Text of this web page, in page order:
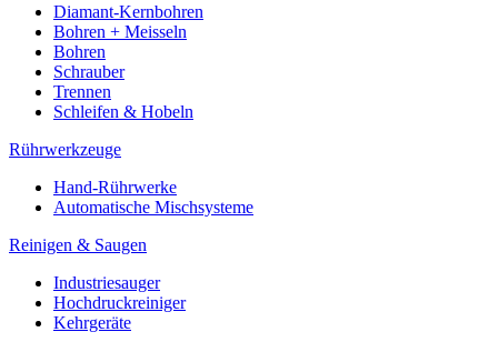
Diamant-Kernbohren
Bohren + Meisseln
Bohren
Schrauber
Trennen
Schleifen & Hobeln
Rührwerkzeuge
Hand-Rührwerke
Automatische Mischsysteme
Reinigen & Saugen
Industriesauger
Hochdruckreiniger
Kehrgeräte